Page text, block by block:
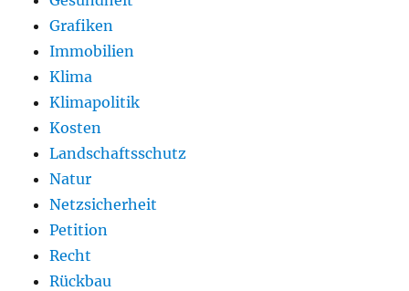
Grafiken
Immobilien
Klima
Klimapolitik
Kosten
Landschaftsschutz
Natur
Netzsicherheit
Petition
Recht
Rückbau